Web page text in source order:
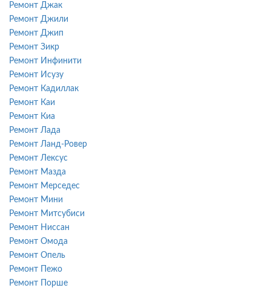
Ремонт Джак
Ремонт Джили
Ремонт Джип
Ремонт Зикр
Ремонт Инфинити
Ремонт Исузу
Ремонт Кадиллак
Ремонт Каи
Ремонт Киа
Ремонт Лада
Ремонт Ланд-Ровер
Ремонт Лексус
Ремонт Мазда
Ремонт Мерседес
Ремонт Мини
Ремонт Митсубиси
Ремонт Ниссан
Ремонт Омода
Ремонт Опель
Ремонт Пежо
Ремонт Порше